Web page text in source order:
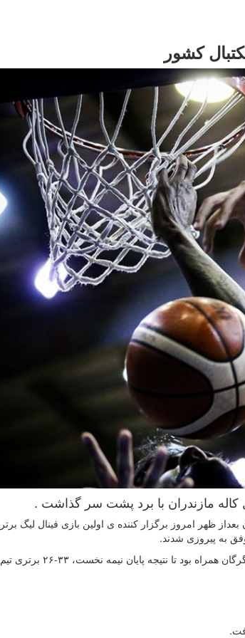
کشور
کاله مازندران با برد پشت سر گذاشت .
ظهر امروز برگزار کننده ی اولین بازی فینال لیگ برتر
به پیروزی شدند.
در این دیدار ؛ کوارتر اول با برتری ۱۷-۱۴ و کوارتر دوم هم با پیروزی ۱۶-۱۲ شهرداری گرگان همراه بود تا نتیجه پایان نیمه نخست، ۳۳-۲۶ برتری تیم